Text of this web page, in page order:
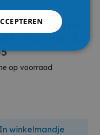
Met Afroller
op voorraad
In winkelmandje